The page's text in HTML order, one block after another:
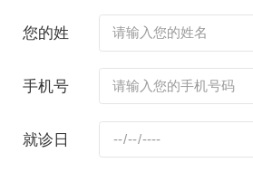
您的姓
手机号
就诊日